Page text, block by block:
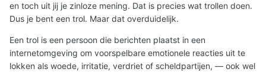
en toch uit jij je zinloze mening. Dat is precies wat trollen doen.
Dus je bent een trol. Maar dat overduidelijk.
Een trol is een persoon die berichten plaatst in een
internetomgeving om voorspelbare emotionele reacties uit te
lokken als woede, irritatie, verdriet of scheldpartijen, — ook wel